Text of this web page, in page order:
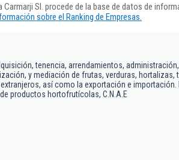
Sl. procede de la base de datos de
sobre el Ranking de Empresas.
tenencia, arrendamientos,
y mediación de frutas, verduras, hortalizas,
así como la exportación e importación.
productos hortofrutícolas, C.N.A.E